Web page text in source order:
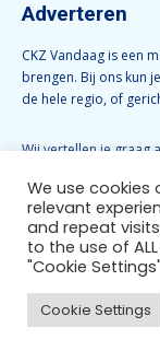
Adverteren
CKZ Vandaag is een
brengen. Bij ons kun
de hele regio, of
Wij vertellen je graag
Volg CKZ
We use
relevant
and repeat
to the use of
"Cookie
Cookie Settings